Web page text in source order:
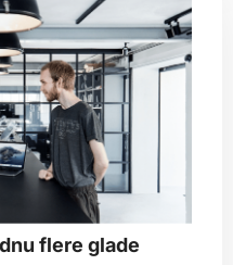
flere glade